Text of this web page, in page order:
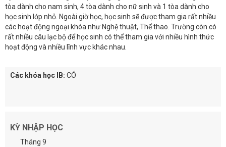
tòa dành cho nam sinh, 4 tòa dành cho nữ sinh và 1 tòa dành cho
học sinh lớp nhỏ. Ngoài giờ học, học sinh sẽ được tham gia rất nhiều
các hoạt động ngoại khóa như Nghệ thuật, Thể thao. Trường còn có
rất nhiều câu lạc bộ để học sinh có thể tham gia với nhiều hình thức
hoạt động và nhiều lĩnh vực khác nhau.
Các khóa học IB: CÓ
KỲ NHẬP HỌC
Tháng 9